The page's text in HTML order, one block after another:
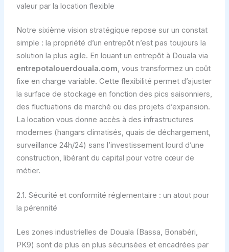
valeur par la location flexible
Notre sixième vision stratégique repose sur un constat
simple : la propriété d’un entrepôt n’est pas toujours la
solution la plus agile. En louant un entrepôt à Douala via
entrepotalouerdouala.com, vous transformez un coût
fixe en charge variable. Cette flexibilité permet d’ajuster
la surface de stockage en fonction des pics saisonniers,
des fluctuations de marché ou des projets d’expansion.
La location vous donne accès à des infrastructures
modernes (hangars climatisés, quais de déchargement,
surveillance 24h/24) sans l’investissement lourd d’une
construction, libérant du capital pour votre cœur de
métier.
2.1. Sécurité et conformité réglementaire : un atout pour
la pérennité
Les zones industrielles de Douala (Bassa, Bonabéri,
PK9) sont de plus en plus sécurisées et encadrées par